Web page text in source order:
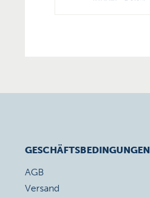
GESCHÄFTSBEDINGUNGEN
AGB
Versand